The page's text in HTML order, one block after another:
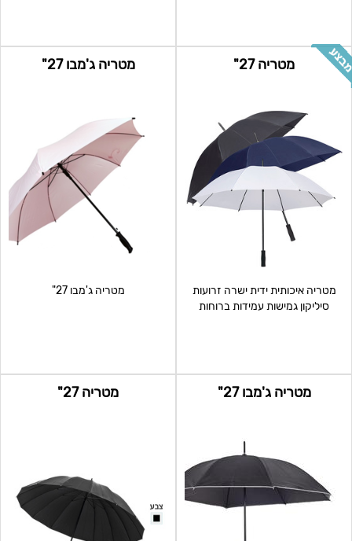
מטריה 27"
מטריה איכותית ידית ישרה זרועות
סיליקון גמישות עמידות ברוחות
מטריה ג'מבו 27"
מטריה ג'מבו 27"
מטריה ג'מבו 27" מטריה 27"